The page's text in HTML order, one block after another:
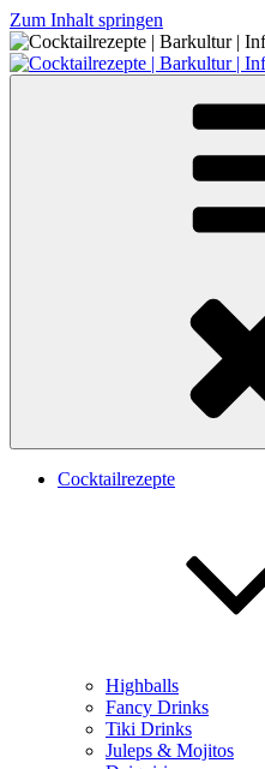
Zum Inhalt springen
Cocktailrezepte | Barkultur | Infos
Cocktailrezepte
Highballs
Fancy Drinks
Tiki Drinks
Juleps & Mojitos